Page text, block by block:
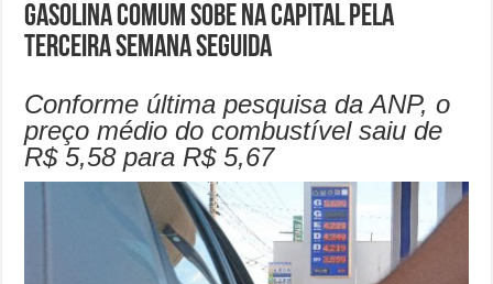
Gasolina comum sobe na Capital pela
terceira semana seguida
Conforme última pesquisa da ANP, o
preço médio do combustível saiu de
R$ 5,58 para R$ 5,67